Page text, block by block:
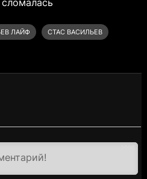
ЛАЙФ СТАС ВАСИЛЬЕВ